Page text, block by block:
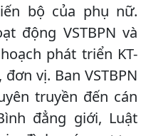
bộ của phụ nữ.
động VSTBPN và
phát triển KT-
vị. Ban VSTBPN
truyền đến cán
đẳng giới, Luật